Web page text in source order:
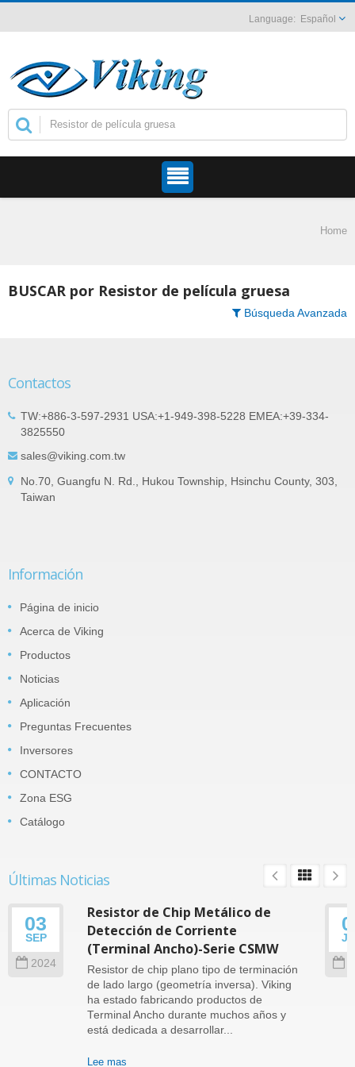
Español
Home
BUSCAR por Resistor de película gruesa
Búsqueda Avanzada
Contactos
TW:+886-3-597-2931 USA:+1-949-398-5228 EMEA:+39-334-
3825550
sales@viking.com.tw
No.70, Guangfu N. Rd., Hukou Township, Hsinchu County, 303,
Taiwan
Información
Página de inicio
Acerca de Viking
Productos
Noticias
Aplicación
Preguntas Frecuentes
Inversores
CONTACTO
Zona ESG
Catálogo
Últimas Noticias
03
SEP
2024
Resistor de Chip Metálico de
Detección de Corriente
(Terminal Ancho)-Serie CSMW
Resistor de chip plano tipo de terminación
de lado largo (geometría inversa). Viking
ha estado fabricando productos de
Terminal Ancho durante muchos años y
está dedicada a desarrollar...
Lee mas